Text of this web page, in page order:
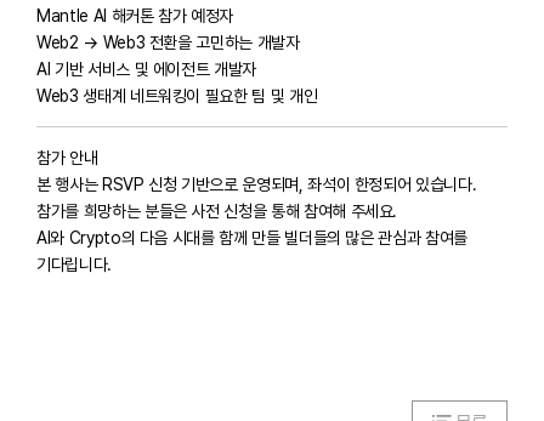
Mantle AI 해커톤 참가 예정자
Web2 → Web3 전환을 고민하는 개발자
AI 기반 서비스 및 에이전트 개발자
Web3 생태계 네트워킹이 필요한 팀 및 개인
참가 안내
본 행사는 RSVP 신청 기반으로 운영되며, 좌석이 한정되어 있습니다.
참가를 희망하는 분들은 사전 신청을 통해 참여해 주세요.
AI와 Crypto의 다음 시대를 함께 만들 빌더들의 많은 관심과 참여를
기다립니다.